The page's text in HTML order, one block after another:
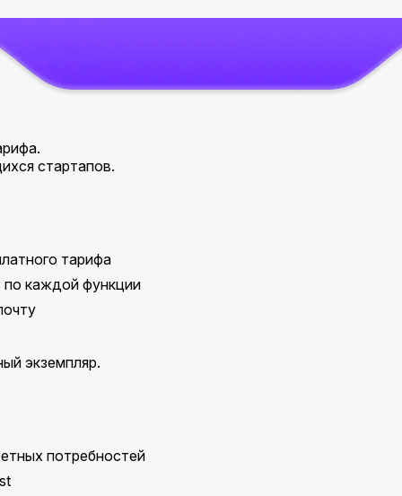
стартапов.
тарифа
по каждой функции
экземпляр.
потребностей